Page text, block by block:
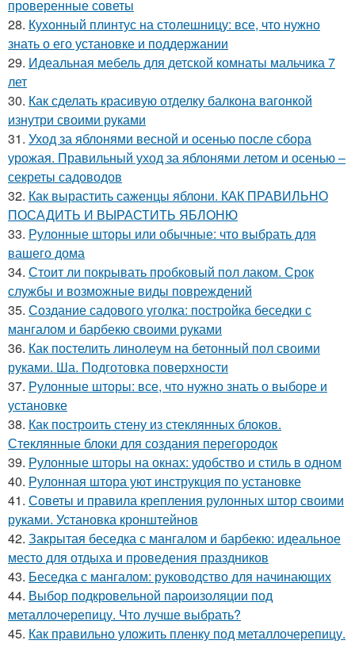
проверенные советы
28. Кухонный плинтус на столешницу: все, что нужно
знать о его установке и поддержании
29. Идеальная мебель для детской комнаты мальчика 7
лет
30. Как сделать красивую отделку балкона вагонкой
изнутри своими руками
31. Уход за яблонями весной и осенью после сбора
урожая. Правильный уход за яблонями летом и осенью –
секреты садоводов
32. Как вырастить саженцы яблони. КАК ПРАВИЛЬНО
ПОСАДИТЬ И ВЫРАСТИТЬ ЯБЛОНЮ
33. Рулонные шторы или обычные: что выбрать для
вашего дома
34. Стоит ли покрывать пробковый пол лаком. Срок
службы и возможные виды повреждений
35. Создание садового уголка: постройка беседки с
мангалом и барбекю своими руками
36. Как постелить линолеум на бетонный пол своими
руками. Ша. Подготовка поверхности
37. Рулонные шторы: все, что нужно знать о выборе и
установке
38. Как построить стену из стеклянных блоков.
Стеклянные блоки для создания перегородок
39. Рулонные шторы на окнах: удобство и стиль в одном
40. Рулонная штора уют инструкция по установке
41. Советы и правила крепления рулонных штор своими
руками. Установка кронштейнов
42. Закрытая беседка с мангалом и барбекю: идеальное
место для отдыха и проведения праздников
43. Беседка с мангалом: руководство для начинающих
44. Выбор подкровельной пароизоляции под
металлочерепицу. Что лучше выбрать?
45. Как правильно уложить пленку под металлочерепицу.